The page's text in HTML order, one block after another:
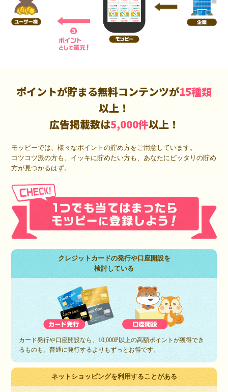
ポイントが貯まる無料コンテンツが15種類
以上！
広告掲載数は5,000件以上！
モッピーでは、様々なポイントの貯め方をご用意しています。
コツコツ派の方も、イッキに貯めたい方も、あなたにピッタリの貯め
方が見つかるはず。
クレジットカードの発行や口座開設を
検討している
カード発行や口座開設なら、10,000P以上の高額ポイントが獲得でき
るものも。普通に発行するよりもずっとお得です。
ネットショッピングを利用することがある